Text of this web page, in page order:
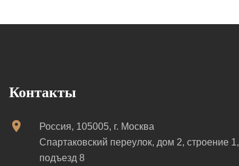
Контакты
Россия, 105005, г. Москва
Спартаковский переулок, дом 2, строение 1,
подъезд 8